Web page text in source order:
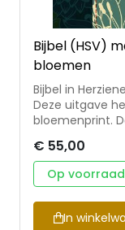
Bijbel (HSV)
bloemen
Bijbel in
Deze uitgave
bloemenprint.
€ 55,00
Op voorraad
In